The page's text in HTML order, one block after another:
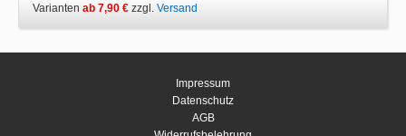
Varianten ab 7,90 € zzgl. Versand
Impressum
Datenschutz
AGB